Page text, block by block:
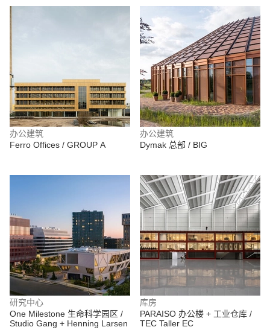
办公建筑
Ferro Offices / GROUP A
办公建筑
Dymak 总部 / BIG
研究中心
One Milestone 生命科学园区 /
Studio Gang + Henning Larsen
库房
PARAISO 办公楼 + 工业仓库 /
TEC Taller EC